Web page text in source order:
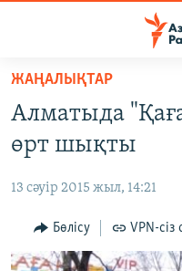
Skip
main
content
Skip
to
Navigation
Skip
AZATTYQTV
ҚАҢТАР ОҚИҒАСЫ
АДАМ ҚҰҚЫҚТАРЫ
ӘЛЕУМЕТ
ЖАҢАЛЫҚТАР
Алматыда
өрт шықты
13 сәуір 2015 жыл, 14:21
Бөлісу VPN-сіз